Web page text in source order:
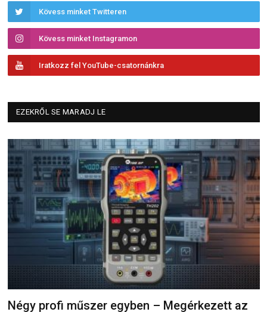
Kövess minket Twitteren
Kövess minket Instagramon
Iratkozz fel YouTube-csatornánkra
EZEKRŐL SE MARADJ LE
Négy profi műszer egyben – Megérkezett az